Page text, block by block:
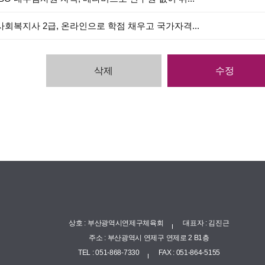
회복지사 2급, 온라인으로 학점 채우고 국가자격...
삭제 수정
상호 : 부산광역시연제구체육회
대표자 : 김진근
주소 : 부산광역시 연제구 연제로 2 B1층
TEL : 051-868-7330
FAX : 051-864-5155